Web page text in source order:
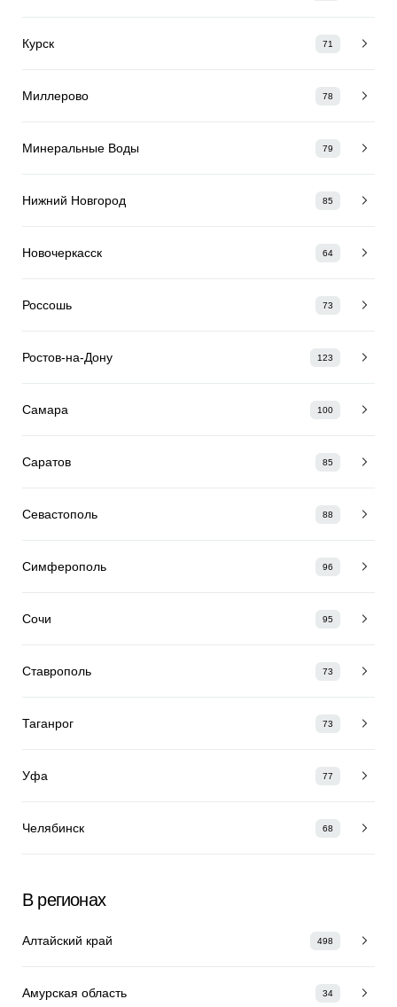
Курск 71
Миллерово 78
Минеральные Воды 79
Нижний Новгород 85
Новочеркасск 64
Россошь 73
Ростов-на-Дону 123
Самара 100
Саратов 85
Севастополь 88
Симферополь 96
Сочи 95
Ставрополь 73
Таганрог 73
Уфа 77
Челябинск 68
В регионах
Алтайский край 498
Амурская область 34